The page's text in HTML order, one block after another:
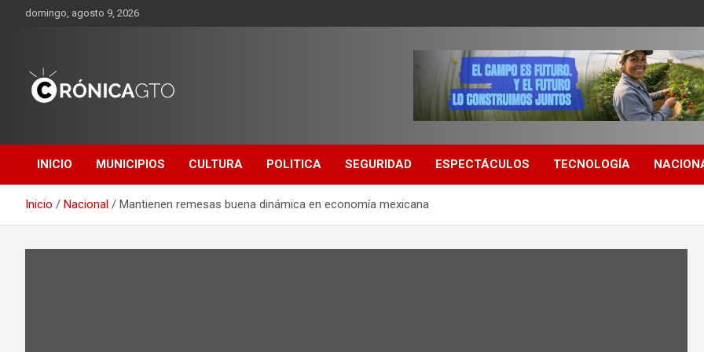
domingo, agosto 9, 2026
GUANAJUATO
INICIO MUNICIPIOS CULTURA POLITICA SEGURIDAD ESPECTÁCULOS TECNOLOGÍA
Inicio Nacional Mantienen remesas buena dinámica en economía mexicana